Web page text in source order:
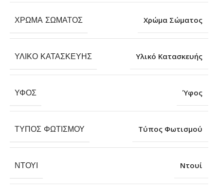
ΧΡΏΜΑ ΣΏΜΑΤΟΣ Χρώμα Σώματος
ΥΛΙΚΌ ΚΑΤΑΣΚΕΥΉΣ Υλικό Κατασκευής
ΎΦΟΣ Ύφος
ΤΎΠΟΣ ΦΩΤΙΣΜΟΎ Τύπος Φωτισμού
ΝΤΟΥΊ Ντουί